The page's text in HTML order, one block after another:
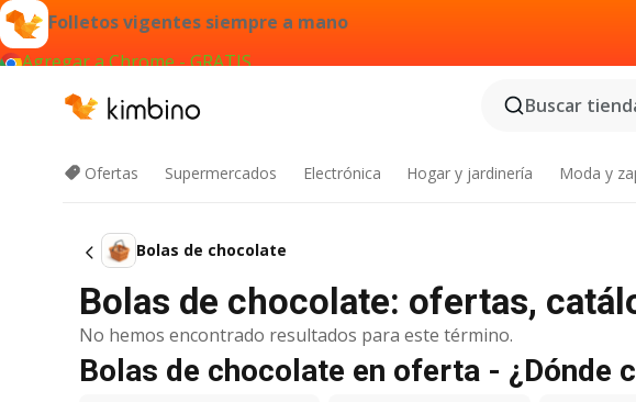
Folletos vigentes siempre a mano
Agregar a Chrome - GRATIS
Buscar
Ofertas Supermercados Electrónica Hogar y jardinería Moda y
Bolas de chocolate
Bolas de chocolate: ofertas,
No hemos encontrado resultados para este término.
Bolas de chocolate en oferta - ¿Dónde